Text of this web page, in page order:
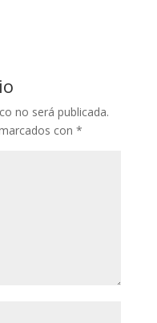
no será publicada.
con *